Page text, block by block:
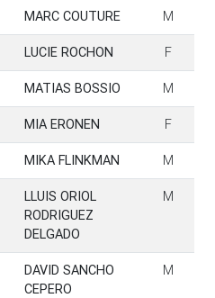
MARC COUTURE M
LUCIE ROCHON F
MATIAS BOSSIO M
MIA ERONEN F
MIKA FLINKMAN M
LLUIS ORIOL
RODRIGUEZ
DELGADO
M
DAVID SANCHO
CEPERO
M